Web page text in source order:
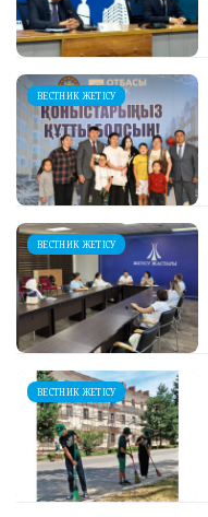
ВЕСТНИК ЖЕТІСУ
ВЕСТНИК ЖЕТІСУ
ВЕСТНИК ЖЕТІСУ